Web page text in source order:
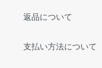
返品について
支払い方法について